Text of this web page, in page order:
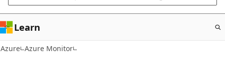
Learn
Azure Azure Monitor